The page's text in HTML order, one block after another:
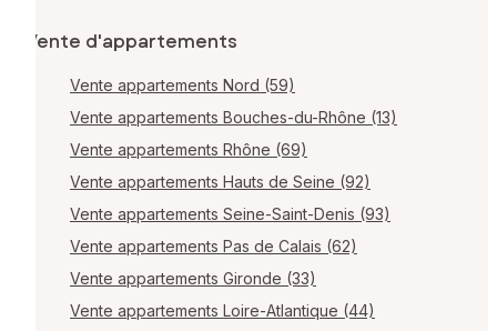
Vente d'appartements
Vente appartements Nord (59)
Vente appartements Bouches-du-Rhône (13)
Vente appartements Rhône (69)
Vente appartements Hauts de Seine (92)
Vente appartements Seine-Saint-Denis (93)
Vente appartements Pas de Calais (62)
Vente appartements Gironde (33)
Vente appartements Loire-Atlantique (44)